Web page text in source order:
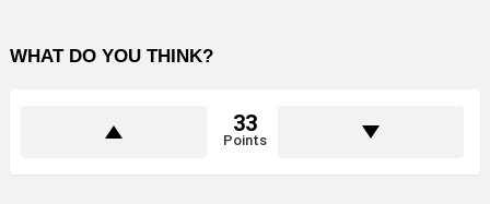
WHAT DO YOU THINK?
33
Points